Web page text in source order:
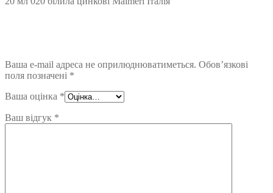
Ваша e-mail адреса не оприлюднюватиметься. Обов’язкові
поля позначені *
Ваша оцінка *
Ваш відгук *